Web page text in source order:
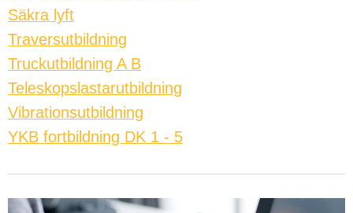
Säkra lyft
Traversutbildning
Truckutbildning A B
Teleskopslastarutbildning
Vibrationsutbildning
YKB fortbildning DK 1 - 5